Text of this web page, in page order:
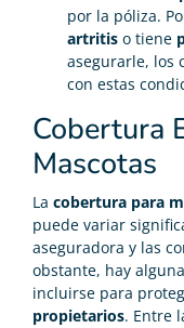
por la póliza.
artritis o tiene
asegurarle, los
con estas
Cobertura
Mascotas
La cobertura para
puede variar
aseguradora y las
obstante, hay
incluirse para
propietarios. Entre